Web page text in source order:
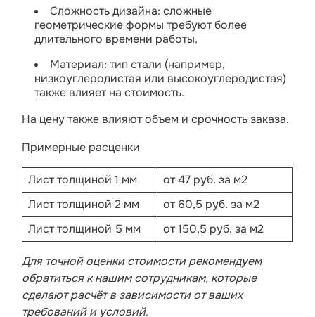
Сложность дизайна: сложные
геометрические формы требуют более
длительного времени работы.
Материал: тип стали (например,
низкоуглеродистая или высокоуглеродистая)
также влияет на стоимость.
На цену также влияют объем и срочность заказа.
Примерные расценки
Лист толщиной 1 мм
от 47 руб. за м2
Лист толщиной 2 мм
от 60,5 руб. за м2
Лист толщиной 5 мм
от 150,5 руб. за м2
Для точной оценки стоимости рекомендуем
обратиться к нашим сотрудникам, которые
сделают расчёт в зависимости от ваших
требований и условий.